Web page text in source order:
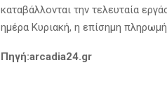
καταβάλλονται την τελευταία
ημέρα Κυριακή, η επίσημη
Πηγή:arcadia24.gr